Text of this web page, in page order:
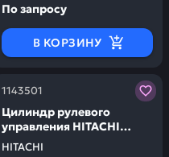
По запросу
В КОРЗИНУ
получаете гарантию
1143501
HITACHI
Цилиндр рулевого
управления HITACHI
1143501
Заказывая запчасти у